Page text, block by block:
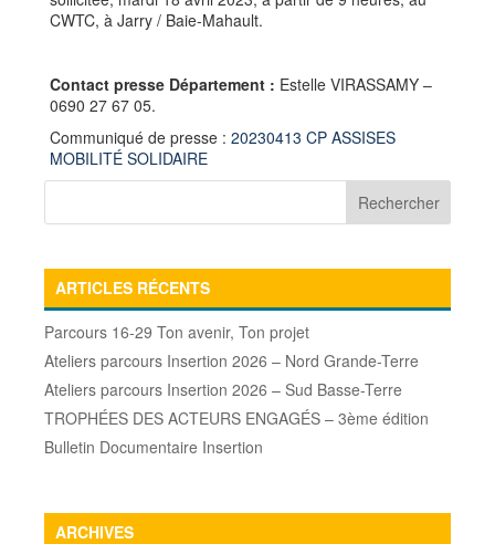
CWTC, à Jarry / Baie-Mahault.
Contact presse Département : Estelle VIRASSAMY –
0690 27 67 05.
Communiqué de presse : 20230413 CP ASSISES
MOBILITÉ SOLIDAIRE
ARTICLES RÉCENTS
Parcours 16-29 Ton avenir, Ton projet
Ateliers parcours Insertion 2026 – Nord Grande-Terre
Ateliers parcours Insertion 2026 – Sud Basse-Terre
TROPHÉES DES ACTEURS ENGAGÉS – 3ème édition
Bulletin Documentaire Insertion
ARCHIVES